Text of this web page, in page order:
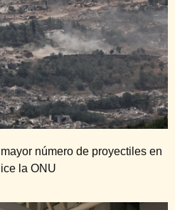
número de proyectiles en
la ONU